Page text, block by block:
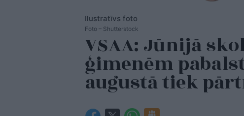
Ilustratīvs foto
Foto – Shutterstock
VSAA: Jūnijā
ģimenēm
augustā tiek